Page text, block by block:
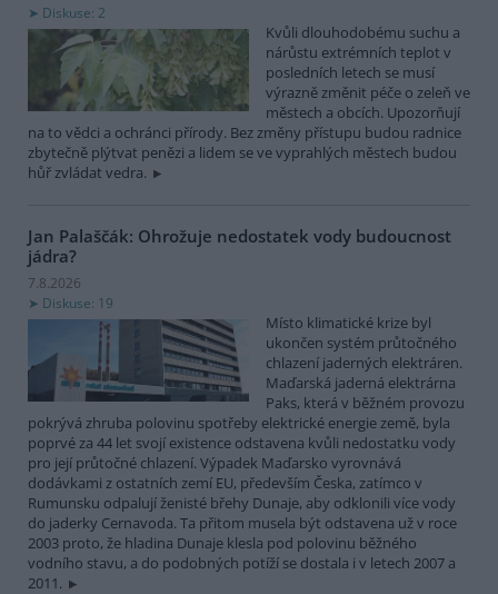
Diskuse: 2
Kvůli dlouhodobému suchu a
nárůstu extrémních teplot v
posledních letech se musí
výrazně změnit péče o zeleň ve
městech a obcích. Upozorňují
na to vědci a ochránci přírody. Bez změny přístupu budou radnice
zbytečně plýtvat penězi a lidem se ve vyprahlých městech budou
hůř zvládat vedra.
Jan Palaščák: Ohrožuje nedostatek vody budoucnost
jádra?
7.8.2026
Diskuse: 19
Místo klimatické krize byl
ukončen systém průtočného
chlazení jaderných elektráren.
Maďarská jaderná elektrárna
Paks, která v běžném provozu
pokrývá zhruba polovinu spotřeby elektrické energie země, byla
poprvé za 44 let svojí existence odstavena kvůli nedostatku vody
pro její průtočné chlazení. Výpadek Maďarsko vyrovnává
dodávkami z ostatních zemí EU, především Česka, zatímco v
Rumunsku odpalují ženisté břehy Dunaje, aby odklonili více vody
do jaderky Cernavoda. Ta přitom musela být odstavena už v roce
2003 proto, že hladina Dunaje klesla pod polovinu běžného
vodního stavu, a do podobných potíží se dostala i v letech 2007 a
2011.